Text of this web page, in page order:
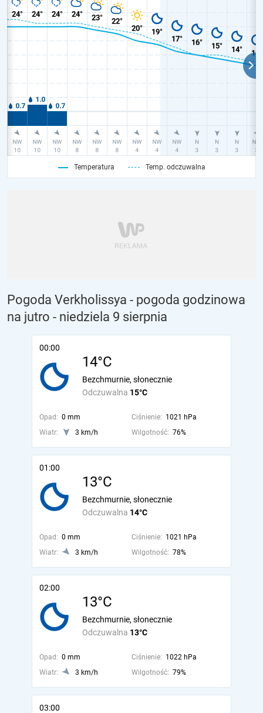
Temperatura Temp. odczuwalna
Pogoda Verkholissya - pogoda godzinowa
na jutro - niedziela 9 sierpnia
00:00
14°C
Odczuwalna 15°C
Bezchmurnie, słonecznie
Opad: 0 mm Ciśnienie: 1021 hPa
Wiatr:
3 km/h Wilgotność: 76%
01:00
13°C
Odczuwalna 14°C
Bezchmurnie, słonecznie
Opad: 0 mm Ciśnienie: 1021 hPa
Wiatr:
3 km/h Wilgotność: 78%
02:00
13°C
Odczuwalna 13°C
Bezchmurnie, słonecznie
Opad: 0 mm Ciśnienie: 1022 hPa
Wiatr:
3 km/h Wilgotność: 79%
03:00